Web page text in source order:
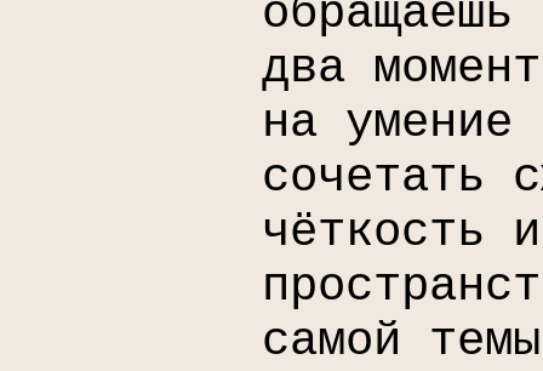
обращаешь
два
на умение
сочетать
чёткость
самой